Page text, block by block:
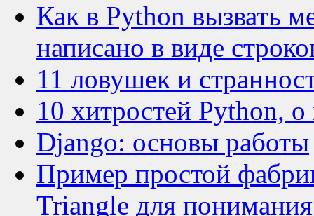
Как в Python вызвать
написано в виде
11 ловушек и
10 хитростей Python, о
Django: основы работы
Пример простой
Triangle для